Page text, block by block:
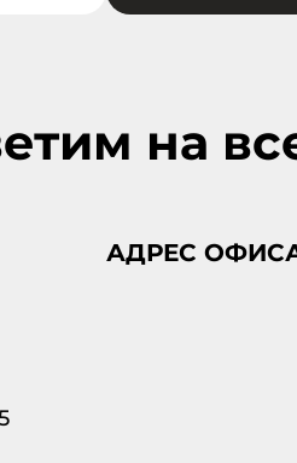
на
АДРЕС